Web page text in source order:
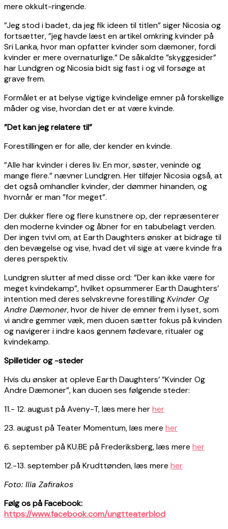
mere okkult-ringende.
”Jeg stod i badet, da jeg fik ideen til titlen” siger Nicosia og
fortsætter, ”jeg havde læst en artikel omkring kvinder på
Sri Lanka, hvor man opfatter kvinder som dæmoner, fordi
kvinder er mere overnaturlige.” De såkaldte ”skyggesider”
har Lundgren og Nicosia bidt sig fast i og vil forsøge at
grave frem.
Formålet er at belyse vigtige kvindelige emner på forskellige
måder og vise, hvordan det er at være kvinde.
”Det kan jeg relatere til”
Forestillingen er for alle, der kender en kvinde.
”Alle har kvinder i deres liv. En mor, søster, veninde og
mange flere.” nævner Lundgren. Her tilføjer Nicosia også, at
det også omhandler kvinder, der dømmer hinanden, og
hvornår er man ”for meget”.
Der dukker flere og flere kunstnere op, der repræsenterer
den moderne kvinderog åbner for en tabubelagt verden.
Der ingen tvivl om, at Earth Daughters ønsker at bidrage til
den bevægelse og vise, hvad det vil sige at være kvinde fra
deres perspektiv.
Lundgren slutter af med disse ord: ”Der kan ikke være for
meget kvindekamp”, hvilket opsummerer Earth Daughters’
intention med deres selvskrevne forestillingKvinder Og
Andre Dæmoner, hvor de hiver de emner frem i lyset, som
vi andre gemmer væk, men duoen sætter fokus på kvinden
og navigerer i indre kaos gennem fødevare, ritualer og
kvindekamp.
Spilletider og -steder
Hvis du ønsker at opleve Earth Daughters’ ”Kvinder Og
Andre Dæmoner”, kan duoen ses følgende steder:
11.- 12. august på Aveny-T, læs mere herher
23. august på Teater Momentum, læs mere her
6. september på KU.BE på Frederiksberg, læs mere her
12.-13. september på Krudttønden, læs mere her
Foto: Ilia Zafirakos
Følg os på Facebook:
https://www.facebook.com/ungtteaterblod